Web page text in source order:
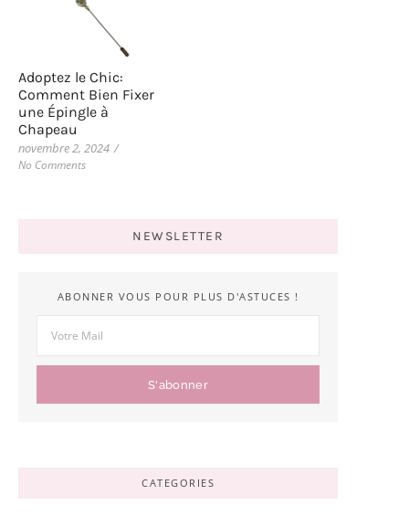
Adoptez le Chic:
Comment Bien Fixer
une Épingle à
Chapeau
novembre 2, 2024 /
No Comments
NEWSLETTER
ABONNER VOUS POUR PLUS D'ASTUCES !
S'abonner
CATEGORIES